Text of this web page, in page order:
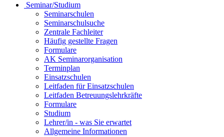
Seminar/Studium
Seminarschulen
Seminarschulsuche
Zentrale Fachleiter
Häufig gestellte Fragen
Formulare
AK Seminarorganisation
Terminplan
Einsatzschulen
Leitfaden für Einsatzschulen
Leitfaden Betreuungslehrkräfte
Formulare
Studium
Lehrer/in - was Sie erwartet
Allgemeine Informationen